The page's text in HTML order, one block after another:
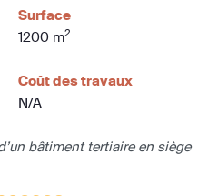
Surface
1200 m2
Coût des travaux
N/A
bâtiment tertiaire en siège